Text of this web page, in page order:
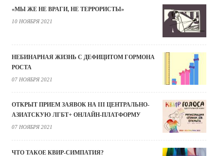
«МЫ ЖЕ НЕ ВРАГИ, НЕ ТЕРРОРИСТЫ»
10 НОЯБРЯ 2021
НЕБИНАРНАЯ ЖИЗНЬ С ДЕФИЦИТОМ ГОРМОНА
РОСТА
07 НОЯБРЯ 2021
ОТКРЫТ ПРИЕМ ЗАЯВОК НА III ЦЕНТРАЛЬНО-
АЗИАТСКУЮ ЛГБТ+ ОНЛАЙН-ПЛАТФОРМУ
07 НОЯБРЯ 2021
ЧТО ТАКОЕ КВИР-СИМПАТИЯ?